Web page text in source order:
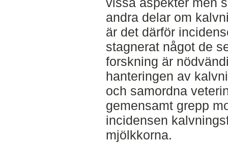
andra delar om
är det därför
stagnerat något de
forskning är
hanteringen av
och samordna
gemensamt grepp
incidensen
mjölkkorna.